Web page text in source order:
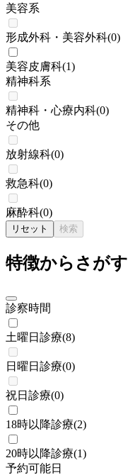
美容系
形成外科・美容外科(0)
美容皮膚科(1)
精神科系
精神科・心療内科(0)
その他
放射線科(0)
救急科(0)
麻酔科(0)
リセット 検索
特徴からさがす
診察時間
土曜日診療(8)
日曜日診療(0)
祝日診療(0)
18時以降診療(2)
20時以降診療(1)
予約可能日